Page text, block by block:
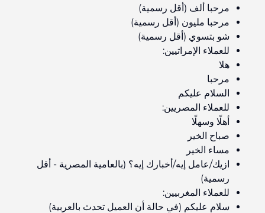
مرحبا ألف (أقل رسمية)
مرحبا مليون (أقل رسمية)
شو بتسوي (أقل رسمية)
للعملاء الإمراتيين:
هلا
مرحبا
السلام عليكم
للعملاء المصريين:
أهلًا وسهلًا
صباح الخير
مساء الخير
ازيك/عامل إيه/أخبارك إيه؟ (بالعامية المصرية - أقل
رسمية)
للعملاء المغربيين:
سلام عليكم (في حالة أن العميل تحدث بالعربية)